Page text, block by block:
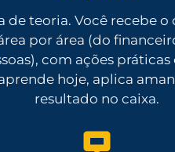
de teoria. Você recebe o
por área (do
com ações práticas
hoje, aplica
resultado no caixa.